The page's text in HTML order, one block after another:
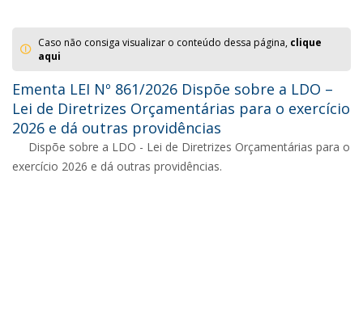
Caso não consiga visualizar o conteúdo dessa página, clique
aqui
Ementa LEI Nº 861/2026 Dispõe sobre a LDO –
Lei de Diretrizes Orçamentárias para o exercício
2026 e dá outras providências
Dispõe sobre a LDO - Lei de Diretrizes Orçamentárias para o
exercício 2026 e dá outras providências.